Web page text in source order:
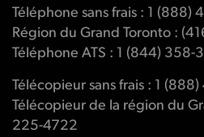
Téléphone sans frais : 1 (888)
Région du Grand Toronto :
Téléphone ATS : 1 (844) 358-
Télécopieur sans frais : 1
Télécopieur de la région du
225-4722